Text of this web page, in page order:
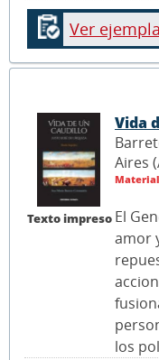
Ver
Texto impreso
Vida
Aires
El
amor
los